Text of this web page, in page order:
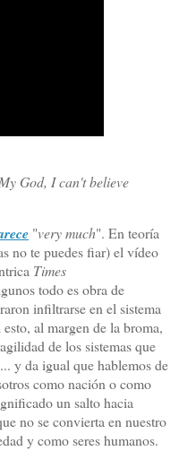
God, I can't believe
"very much". En teoría
no te puedes fiar) el vídeo
Times
todo es obra de
infiltrarse en el sistema
al margen de la broma,
de los sistemas que
y da igual que hablemos de
como nación o como
un salto hacia
no se convierta en nuestro
y como seres humanos.